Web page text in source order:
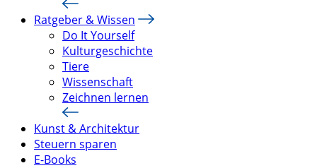
Ratgeber & Wissen
Do It Yourself
Kulturgeschichte
Tiere
Wissenschaft
Zeichnen lernen
Kunst & Architektur
Steuern sparen
E-Books